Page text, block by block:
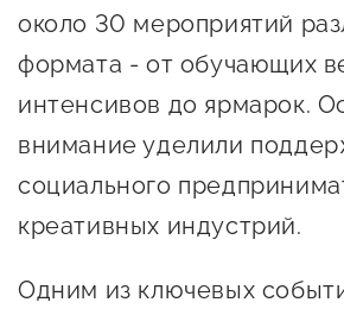
внешнего санкционного
давления
Центры
Центр
сопровождения
около 30 мероприятий
формата - от обучающих
интенсивов до ярмарок.
внимание уделили
социального
креативных индустрий.
Одним из ключевых